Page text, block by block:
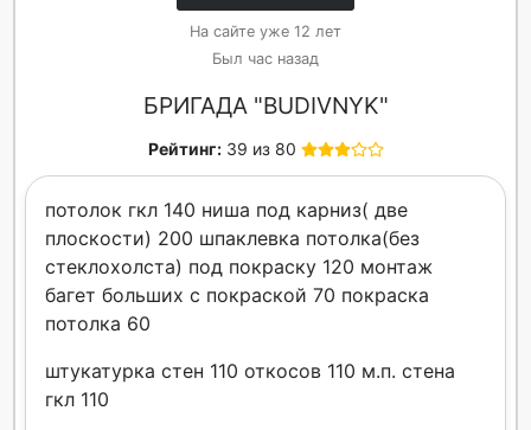
На сайте уже 12 лет
Был час назад
БРИГАДА "BUDIVNYK"
Рейтинг: 39 из 80
потолок гкл 140 ниша под карниз( две
плоскости) 200 шпаклевка потолка(без
стеклохолста) под покраску 120 монтаж
багет больших с покраской 70 покраска
потолка 60
штукатурка стен 110 откосов 110 м.п. стена
гкл 110